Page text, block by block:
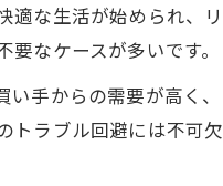
適な生活が始められ、リ
なケースが多いです。
手からの需要が高く、
トラブル回避には不可欠